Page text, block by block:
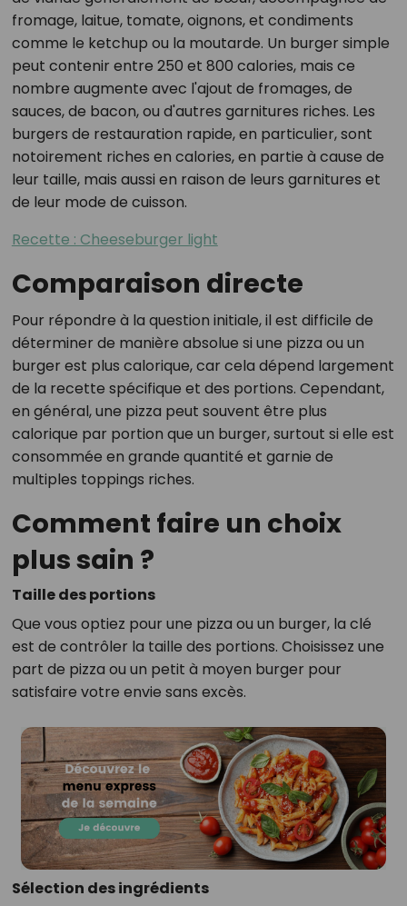
fromage, laitue, tomate, oignons, et condiments
comme le ketchup ou la moutarde. Un burger simple
peut contenir entre 250 et 800 calories, mais ce
nombre augmente avec l'ajout de fromages, de
sauces, de bacon, ou d'autres garnitures riches. Les
burgers de restauration rapide, en particulier, sont
notoirement riches en calories, en partie à cause de
leur taille, mais aussi en raison de leurs garnitures et
de leur mode de cuisson.
Recette : Cheeseburger light
Comparaison directe
Pour répondre à la question initiale, il est difficile de
déterminer de manière absolue si une pizza ou un
burger est plus calorique, car cela dépend largement
de la recette spécifique et des portions. Cependant,
en général, une pizza peut souvent être plus
calorique par portion que un burger, surtout si elle est
consommée en grande quantité et garnie de
multiples toppings riches.
Comment faire un choix
plus sain ?
Taille des portions
Que vous optiez pour une pizza ou un burger, la clé
est de contrôler la taille des portions. Choisissez une
part de pizza ou un petit à moyen burger pour
satisfaire votre envie sans excès.
Sélection des ingrédients